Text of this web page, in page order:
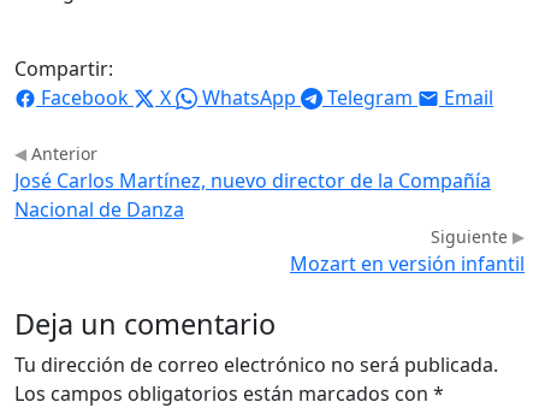
Compartir:
Facebook
X WhatsApp Telegram Email
Anterior
José Carlos Martínez, nuevo director de la Compañía
Nacional de Danza
Siguiente
Mozart en versión infantil
Deja un comentario
Tu dirección de correo electrónico no será publicada.
Los campos obligatorios están marcados con *